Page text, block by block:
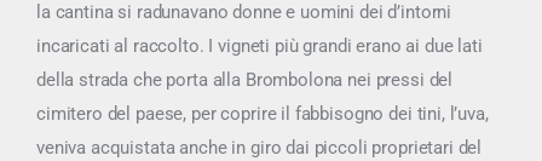
la cantina si radunavano donne e uomini dei d’intorni
incaricati al raccolto. I vigneti più grandi erano ai due lati
della strada che porta alla Brombolona nei pressi del
cimitero del paese, per coprire il fabbisogno dei tini, l’uva,
veniva acquistata anche in giro dai piccoli proprietari del